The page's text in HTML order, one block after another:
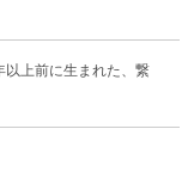
以上前に生まれた、繋